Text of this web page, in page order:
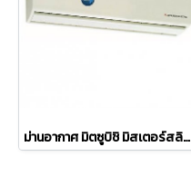
ม่านอากาศ มิตซูบิชิ มิสเตอร์สลิม Mitsubishi Electric Mr.Slim แบบลมแรง GK-3012AS2-CE 120cm สูงไม่เกิน 2.5 เมตร (เฉพาะเครื่อง)